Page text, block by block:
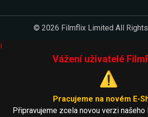
© 2026 Filmflix Limited All
i
Vážení uživatelé
⚠️
Pracujeme na novém E-
Připravujeme zcela novou verzi našeho